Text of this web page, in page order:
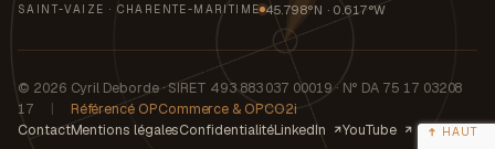
SAINT-VAIZE · CHARENTE-MARITIME 45.798°N · 0.617°W
© 2026 Cyril Deborde · SIRET 493 883 037 00019 · N° DA 75 17 03208
17
|
Référencé OPCommerce & OPCO2i
ContactMentions légalesConfidentialitéLinkedIn YouTube HAUT